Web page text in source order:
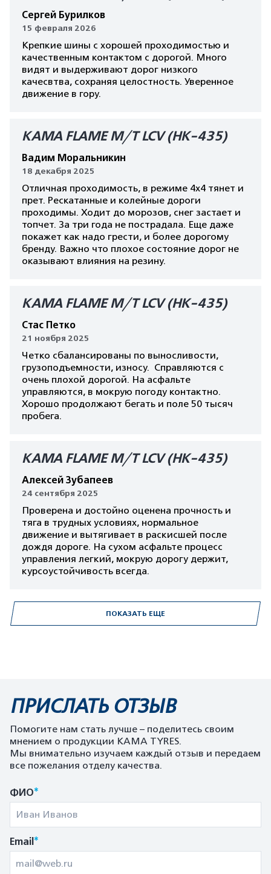
Сергей Бурилков
15 февраля 2026
Крепкие шины с хорошей проходимостью и
качественным контактом с дорогой. Много
видят и выдерживают дорог низкого
качесвтва, сохраняя целостность. Уверенное
движение в гору.
КАМА FLAME M/T LCV (HK-435)
Вадим Моральникин
18 декабря 2025
Отличная проходимость, в режиме 4х4 тянет и
прет. Рескатанные и колейные дороги
проходимы. Ходит до морозов, снег застает и
топчет. За три года не пострадала. Еще даже
покажет как надо грести, и более дорогому
бренду. Важно что плохое состояние дорог не
оказывают влияния на резину.
КАМА FLAME M/T LCV (HK-435)
Стас Петко
21 ноября 2025
Четко сбалансированы по выносливости,
грузоподъемности, износу. Справляются с
очень плохой дорогой. На асфальте
управляются, в мокрую погоду контактно.
Хорошо продолжают бегать и поле 50 тысяч
пробега.
КАМА FLAME M/T LCV (HK-435)
Алексей Зубапеев
24 сентября 2025
Проверена и достойно оценена прочность и
тяга в трудных условиях, нормальное
движение и вытягивает в раскисшей после
дождя дороге. На сухом асфальте процесс
управления легкий, мокрую дорогу держит,
курсоустойчивость всегда.
ПОКАЗАТЬ ЕЩЕ
ПРИСЛАТЬ ОТЗЫВ
Помогите нам стать лучше – поделитесь своим
мнением о продукции KAMA TYRES.
Мы внимательно изучаем каждый отзыв и передаем
все пожелания отделу качества.
ФИО*
Email*